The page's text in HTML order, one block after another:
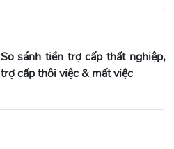
So sánh tiền trợ cấp thất nghiệp,
trợ cấp thôi việc & mất việc